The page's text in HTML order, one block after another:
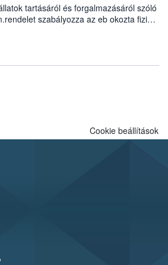
tartásáról és forgalmazásáról szóló
szabályozza az eb okozta fizikai
keletkezésekor felmerülő
a veszélyes eb tartását és annak
megítélésében jártas szakértőt.
Cookie beállítások